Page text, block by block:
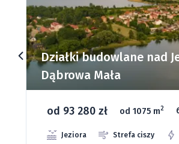
Działki budowlane nad
Dąbrowa Mała
od 93 280 zł od 1075 m2
Jeziora Strefa ciszy